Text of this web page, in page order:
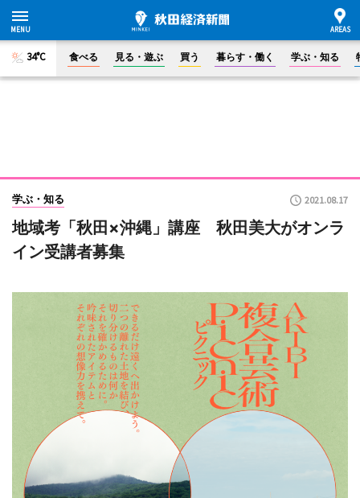
34°C 食べる 見る・遊ぶ 買う 暮らす・働く 学ぶ・知る
学ぶ・知る 2021.08.17
地域考「秋田×沖縄」講座 秋田美大がオンラ
イン受講者募集